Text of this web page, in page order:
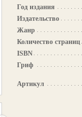
Год издания
Издательство
Жанр
Количество страниц
ISBN
Гриф
Артикул